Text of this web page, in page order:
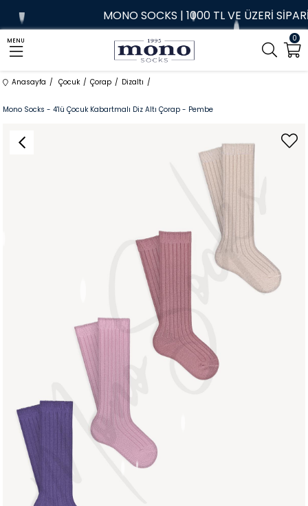
MONO SOCKS | 1000 TL VE ÜZERİ
0
MENU
Anasayfa Çocuk Çorap Dizaltı
Mono Socks - 4'lü Çocuk Kabartmalı Diz Altı Çorap - Pembe